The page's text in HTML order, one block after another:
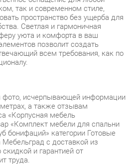
всем требования, как по
исчерпывающей информации
а также отзывам
мебель
категории Готовые
и гарантией от
труда.
ежедневно. Товары из
складе в Екатеринбурге вы
часовс момента оформления
заказать подъём на этаж